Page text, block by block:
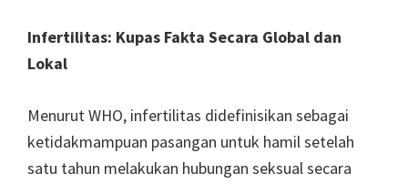
Infertilitas: Kupas Fakta Secara Global dan
Lokal
Menurut WHO, infertilitas didefinisikan sebagai
ketidakmampuan pasangan untuk hamil setelah
satu tahun melakukan hubungan seksual secara